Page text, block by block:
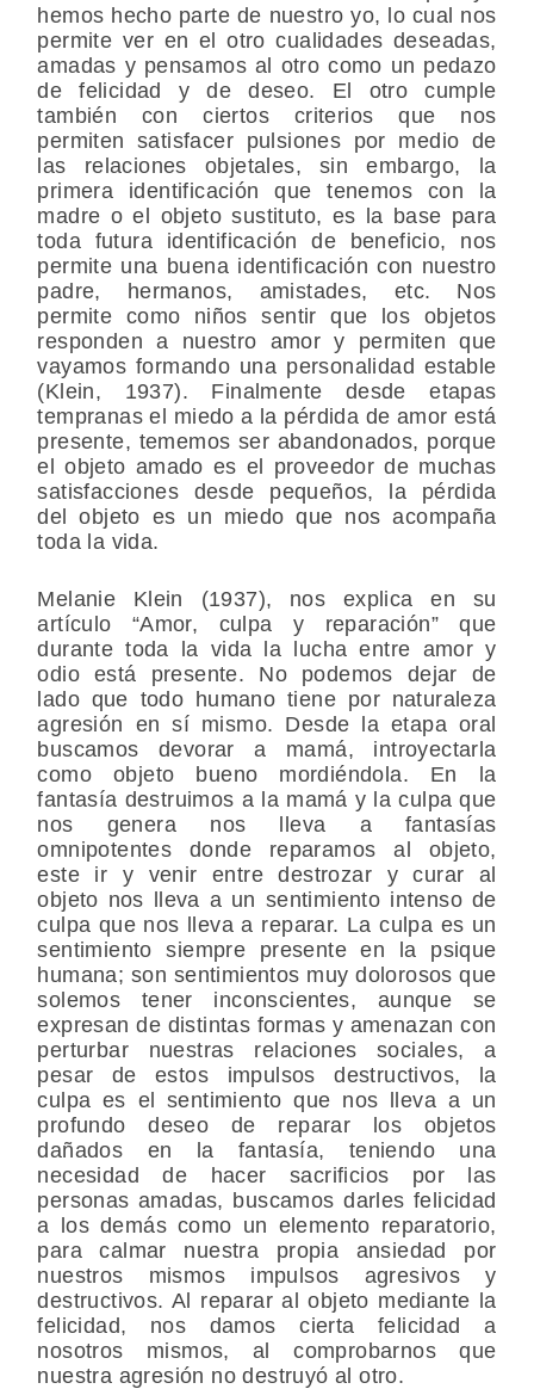
hemos hecho parte de nuestro yo, lo cual nos
permite ver en el otro cualidades deseadas,
amadas y pensamos al otro como un pedazo
de felicidad y de deseo. El otro cumple
también con ciertos criterios que nos
permiten satisfacer pulsiones por medio de
las relaciones objetales, sin embargo, la
primera identificación que tenemos con la
madre o el objeto sustituto, es la base para
toda futura identificación de beneficio, nos
permite una buena identificación con nuestro
padre, hermanos, amistades, etc. Nos
permite como niños sentir que los objetos
responden a nuestro amor y permiten que
vayamos formando una personalidad estable
(Klein, 1937). Finalmente desde etapas
tempranas el miedo a la pérdida de amor está
presente, tememos ser abandonados, porque
el objeto amado es el proveedor de muchas
satisfacciones desde pequeños, la pérdida
del objeto es un miedo que nos acompaña
toda la vida.
Melanie Klein (1937), nos explica en su
artículo “Amor, culpa y reparación” que
durante toda la vida la lucha entre amor y
odio está presente. No podemos dejar de
lado que todo humano tiene por naturaleza
agresión en sí mismo. Desde la etapa oral
buscamos devorar a mamá, introyectarla
como objeto bueno mordiéndola. En la
fantasía destruimos a la mamá y la culpa que
nos genera nos lleva a fantasías
omnipotentes donde reparamos al objeto,
este ir y venir entre destrozar y curar al
objeto nos lleva a un sentimiento intenso de
culpa que nos lleva a reparar. La culpa es un
sentimiento siempre presente en la psique
humana; son sentimientos muy dolorosos que
solemos tener inconscientes, aunque se
expresan de distintas formas y amenazan con
perturbar nuestras relaciones sociales, a
pesar de estos impulsos destructivos, la
culpa es el sentimiento que nos lleva a un
profundo deseo de reparar los objetos
dañados en la fantasía, teniendo una
necesidad de hacer sacrificios por las
personas amadas, buscamos darles felicidad
a los demás como un elemento reparatorio,
para calmar nuestra propia ansiedad por
nuestros mismos impulsos agresivos y
destructivos. Al reparar al objeto mediante la
felicidad, nos damos cierta felicidad a
nosotros mismos, al comprobarnos que
nuestra agresión no destruyó al otro.